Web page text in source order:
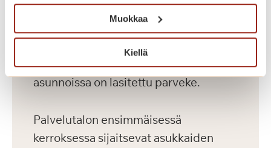
Muokkaa
Kiellä
mieleiseksesi. Kaikissa asunnoissa on
avara pohjaratkaisu, nykyaikainen
keittiö, esteetön kylpyhuone sekä
turvapuhelin. Lähes kaikissa
asunnoissa on lasitettu parveke.
Palvelutalon ensimmäisessä
kerroksessa sijaitsevat asukkaiden